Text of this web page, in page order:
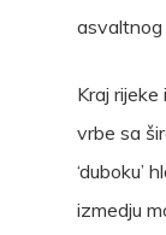
asvaltnog
Kraj
vrbe sa
‘duboku’
izmedju